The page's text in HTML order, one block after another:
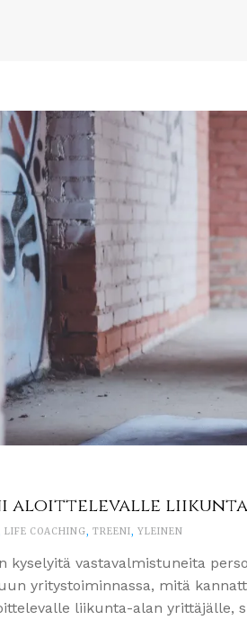
aloittelevalle
LIFE COACHING, TREENI, YLEINEN
kyselyitä vastavalmistuneita
yritystoiminnassa, mitä
liikunta-alan yrittäjälle,